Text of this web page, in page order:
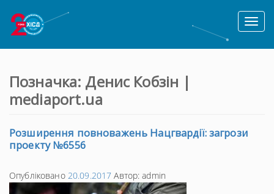
Toggle
Позначка: Денис Кобзін |
mediaport.ua
Розширення повноважень Нацгвардії: загрози
проекту №6556
Опубліковано 20.09.2017 Автор:admin